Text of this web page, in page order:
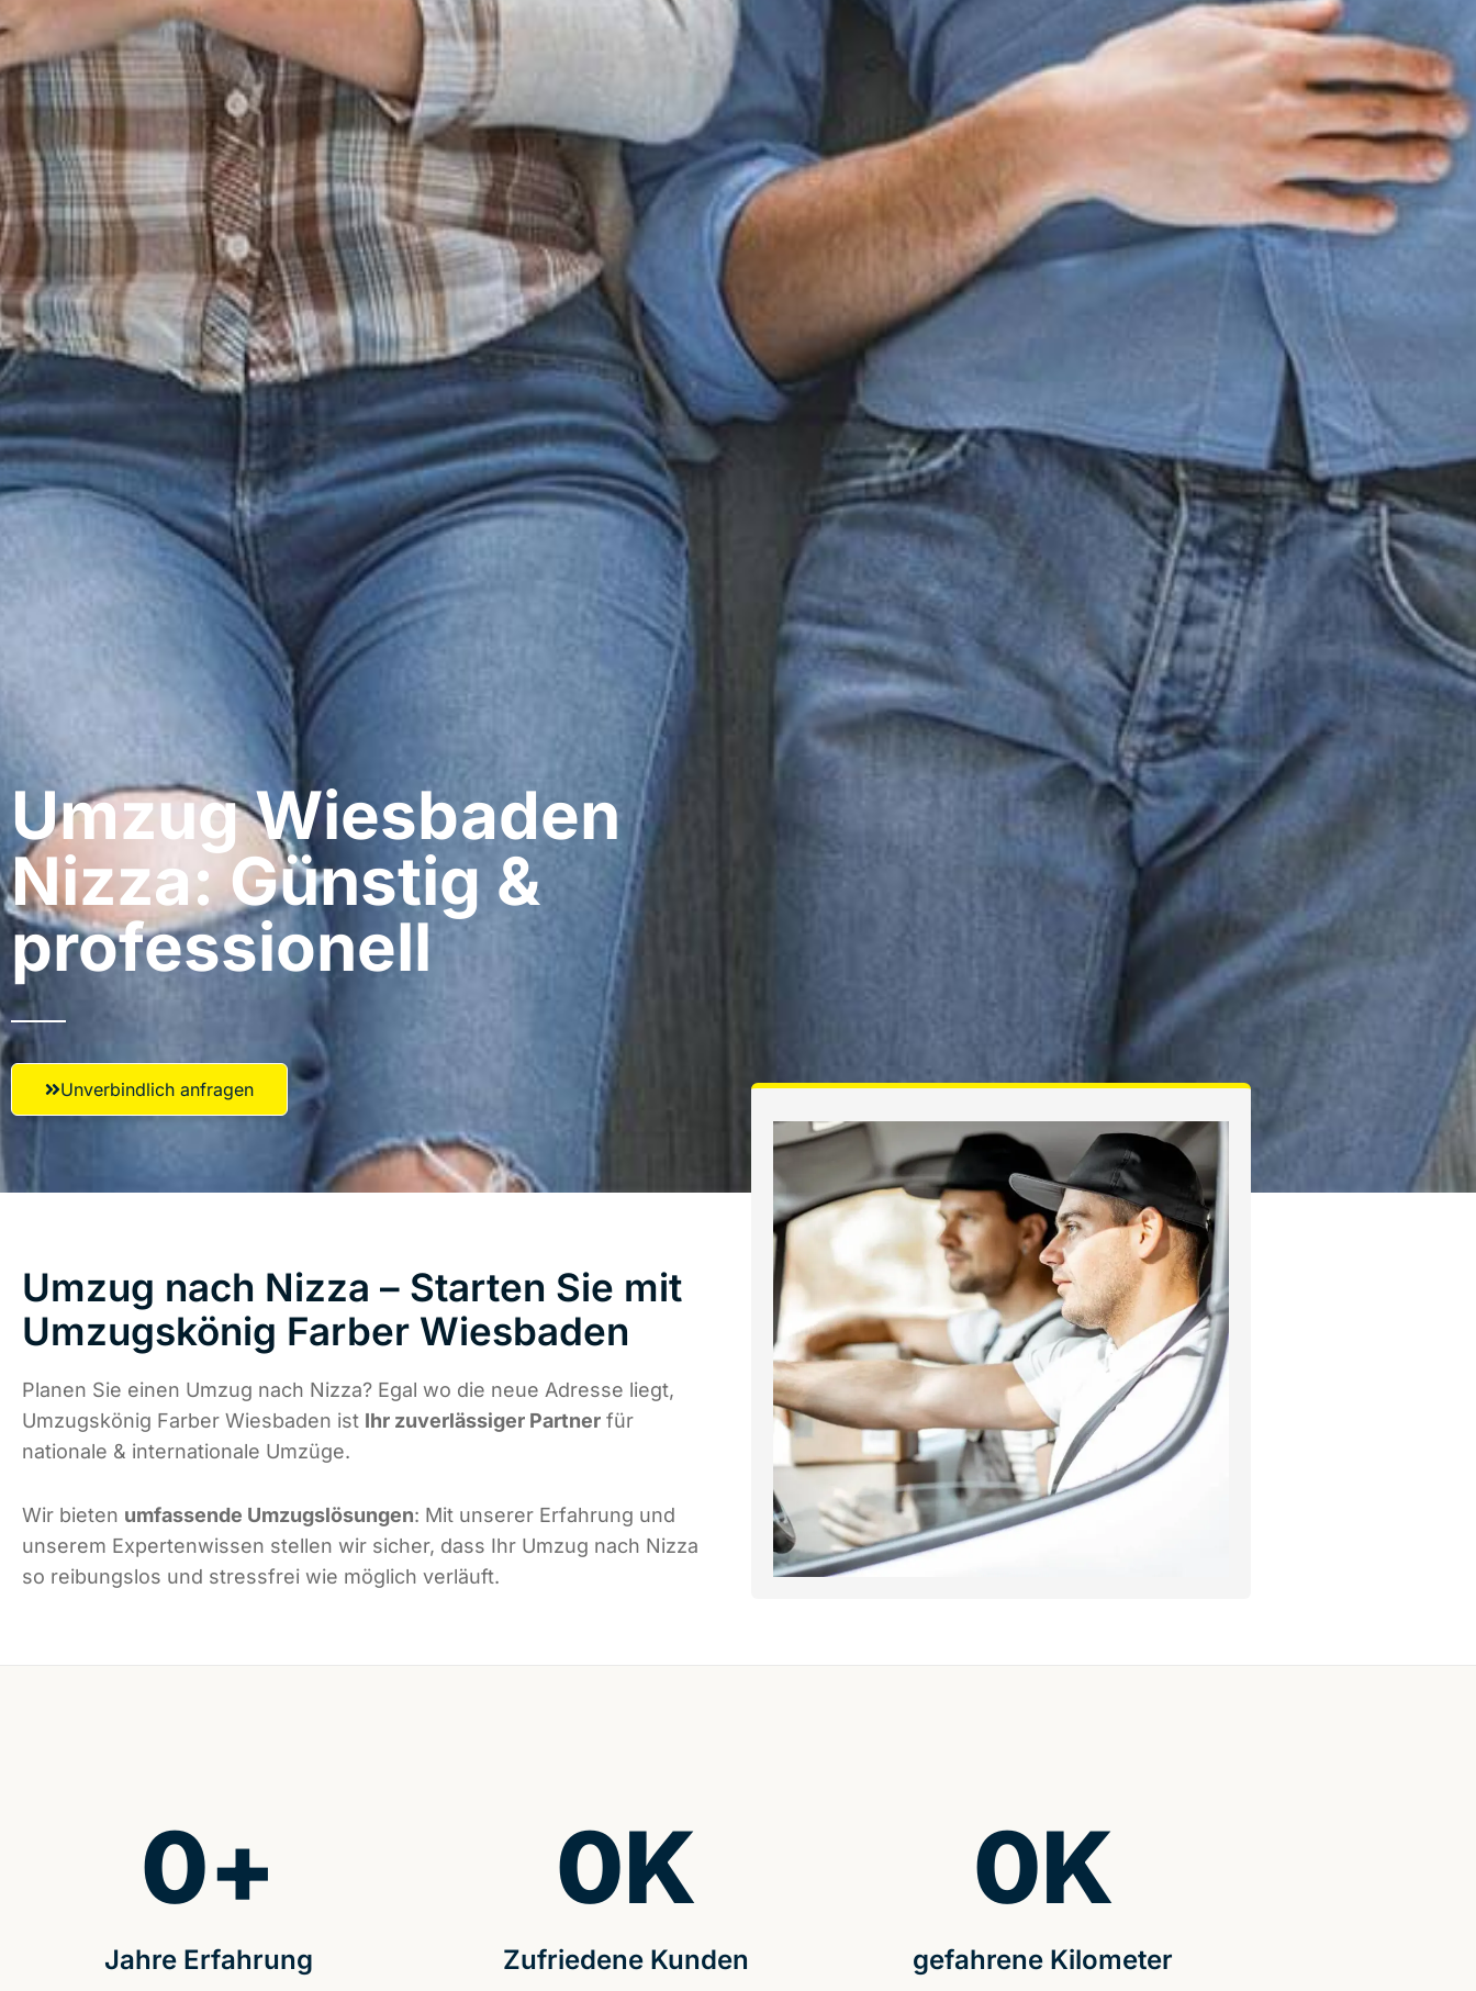
Umzug Wiesbaden​
Nizza: Günstig &
professionell​
Unverbindlich anfragen
Umzug nach Nizza – Starten Sie mit
Umzugskönig Farber Wiesbaden
Planen Sie einen Umzug nach Nizza? Egal wo die neue Adresse liegt,
Umzugskönig Farber Wiesbaden ist Ihr zuverlässiger Partner für
nationale & internationale Umzüge.
Wir bieten umfassende Umzugslösungen: Mit unserer Erfahrung und
unserem Expertenwissen stellen wir sicher, dass Ihr Umzug nach Nizza
so reibungslos und stressfrei wie möglich verläuft.
Jahre Erfahrung
0+
Zufriedene Kunden
0K
gefahrene Kilometer
0K